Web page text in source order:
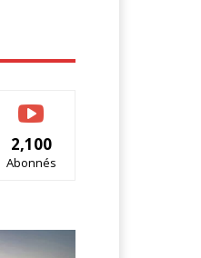
2,100
Abonnés